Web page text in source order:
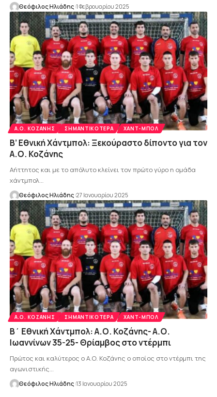
Θεόφιλος Ηλιάδης 1 Φεβρουαρίου 2025
Α.Ο. ΚΟΖΆΝΗΣ ΣΗΜΑΝΤΙΚΌΤΕΡΑ ΧΑΝΤ-ΜΠΟΛ
Β’ Εθνική Χάντμπολ: Ξεκούραστο δίποντο για τον
Α.Ο. Κοζάνης
Αήττητος και με το απόλυτο κλείνει τον πρώτο γύρο η ομάδα
χάντμπολ…
Θεόφιλος Ηλιάδης 27 Ιανουαρίου 2025
Α.Ο. ΚΟΖΆΝΗΣ ΣΗΜΑΝΤΙΚΌΤΕΡΑ ΧΑΝΤ-ΜΠΟΛ
Β΄ Εθνική Χάντμπολ: Α.Ο. Κοζάνης- Α.Ο.
Ιωαννίνων 35-25- Θρίαμβος στο ντέρμπι
Πρώτος και καλύτερος ο Α.Ο. Κοζάνης ο οποίος στο ντέρμπι της
αγωνιστικής…
Θεόφιλος Ηλιάδης 13 Ιανουαρίου 2025